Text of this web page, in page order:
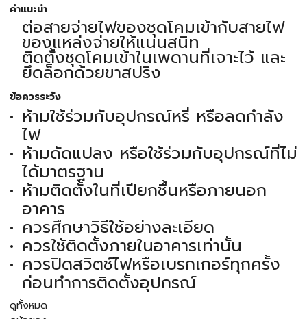
คำแนะนำ
ต่อสายจ่ายไฟของชุดโคมเข้ากับสายไฟ
ของแหล่งจ่ายให้แน่นสนิท
ติดตั้งชุดโคมเข้าในเพดานที่เจาะไว้ และ
ยึดล็อกด้วยขาสปริง
ข้อควรระวัง
ห้ามใช้ร่วมกับอุปกรณ์หรี่ หรือลดกำลัง
ไฟ
ห้ามดัดแปลง หรือใช้ร่วมกับอุปกรณ์ที่ไม่
ได้มาตรฐาน
ห้ามติดตั้งในที่เปียกชื้นหรือภายนอก
อาคาร
ควรศึกษาวิธีใช้อย่างละเอียด
ควรใช้ติดตั้งภายในอาคารเท่านั้น
ควรปิดสวิตช์ไฟหรือเบรกเกอร์ทุกครั้ง
ก่อนทำการติดตั้งอุปกรณ์
ดูทั้งหมด